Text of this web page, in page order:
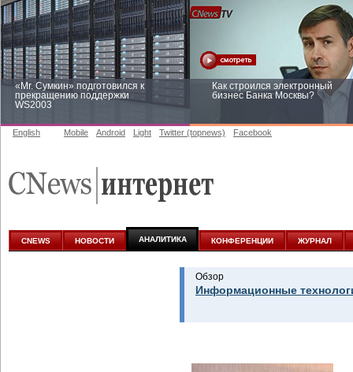
«Mr. Сумкин» подготовился к
прекращению поддержки
WS2003
Как строился электронный
бизнес Банка Москвы?
аналитике
English Mobile Android Light Twitter (topnews) Facebook
CNEWS НОВОСТИ АНАЛИТИКА КОНФЕРЕНЦИИ ЖУРНАЛ
Обзор
Информационные